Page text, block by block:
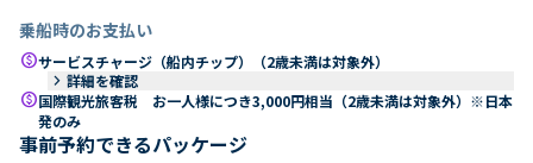
乗船時のお支払い
paidサービスチャージ（船内チップ）（2歳未満は対象外）
keyboard_arrow_right 詳細を確認
paid国際観光旅客税 お一人様につき3,000円相当（2歳未満は対象外）※日本
発のみ
事前予約できるパッケージ